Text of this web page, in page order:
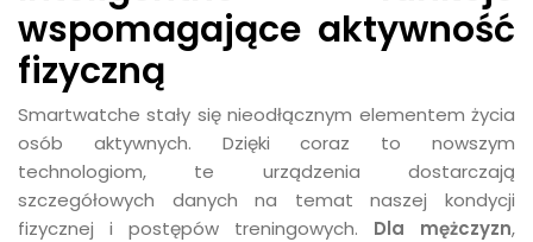
wspomagające aktywność
fizyczną
Smartwatche stały się nieodłącznym elementem życia
osób aktywnych. Dzięki coraz to nowszym
technologiom, te urządzenia dostarczają
szczegółowych danych na temat naszej kondycji
fizycznej i postępów treningowych. Dla mężczyzn,